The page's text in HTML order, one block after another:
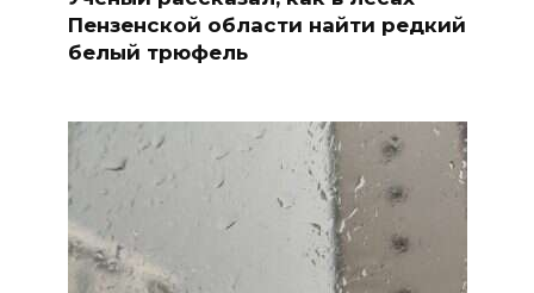
Пензенской области найти редкий
белый трюфель